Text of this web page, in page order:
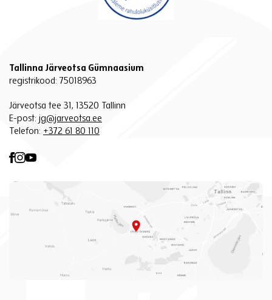
Tallinna Järveotsa Gümnaasium
registrikood: 75018963
Järveotsa tee 31, 13520 Tallinn
E-post: jg@jarveotsa.ee
Telefon: +372 61 80 110